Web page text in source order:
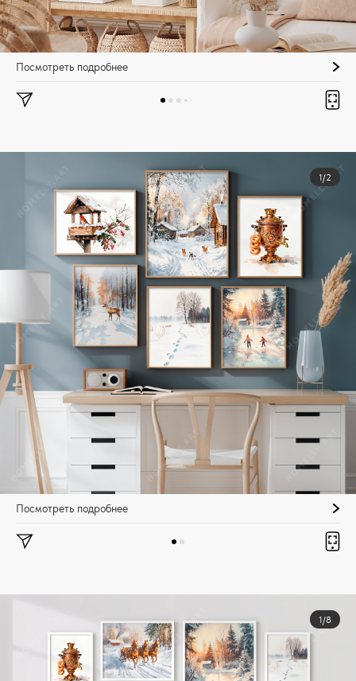
Посмотреть подробнее
1/2
Посмотреть подробнее
1/8